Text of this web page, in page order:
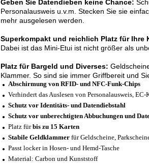
Geben Sie Datendieben keine Chance:
Personalausweis u.v.m. Stecken Sie sie
mehr ausgelesen werden.
Superkompakt und reichlich Platz für Ihre
Dabei ist das Mini-Etui ist nicht größer als
Platz für Bargeld und Diverses:
Klammer. So sind sie immer Griffbereit und
Abschirmung von RFID- und NFC-Funk-Chips
Verhindert das Auslesen von Personalausweis,
Schutz vor Identitäts- und Datendiebstahl
Schutz vor unberechtigten Abbuchungen und
Platz fürbis zu 15 Karten
Stabile Geldklammer für Geldscheine,
Passt locker in Hosen- und Hemd-Tasche
Material: Carbon und Kunststoff